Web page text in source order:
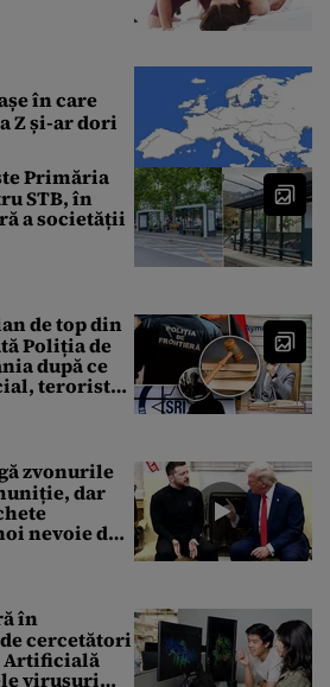
în care
Z și-ar dori
Primăria
STB, în
a societății
de top din
Poliția de
după ce
terorist
zvonurile
dar
nevoie de
în
cercetători
Artificială
virusuri